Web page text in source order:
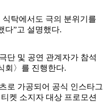
탁에서도 극의 분위기를
다”고 설명했다.
단 및 공연 관계자가 참석
회〉를 진행한다.
로 가공되어 공식 인스타그
켓 소지자 대상 프로모션